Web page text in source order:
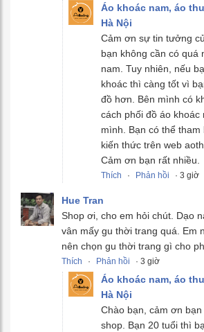
Áo khoác nam, áo
Hà Nội
Cảm ơn sự tin tưởng
bạn không cần có quá
nam. Tuy nhiên, nếu
khoác thì càng tốt vì
đồ hơn. Bên mình có
cách phối đồ áo khoác
mình. Bạn có thể
kiến thức trên web
Cảm ơn bạn rất nhiều.
Thích · Phản hồi · 3 giờ
Hue Tran
Shop ơi, cho em hỏi chút. Dạo
vân mấy gu thời trang quá. Em
nên chọn gu thời trang gì cho
Thích · Phản hồi · 3 giờ
Áo khoác nam, áo
Hà Nội
Chào bạn, cảm ơn
shop. Bạn 20 tuổi thì